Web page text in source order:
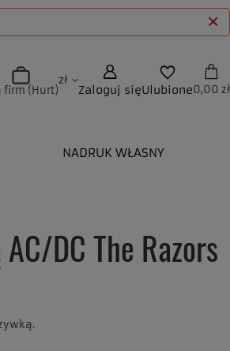
firm (Hurt)
zł
Zaloguj sięUlubione0,00 zł
NADRUK WŁASNY
DC The Razors